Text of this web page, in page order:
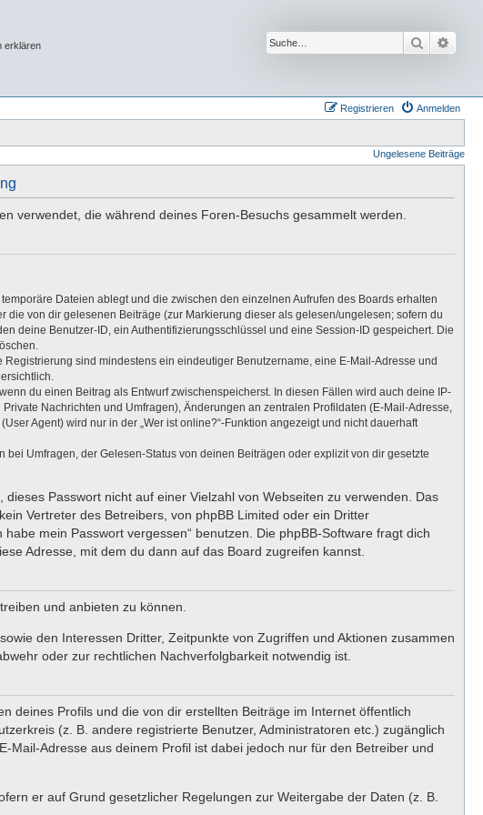
erklären
Suche
Anmelden
Registrieren
Ungelesene Beiträge
verwendet, die während deines Foren-Besuchs gesammelt werden.
Dateien ablegt und die zwischen den einzelnen Aufrufen des Boards erhalten
von dir gelesenen Beiträge (zur Markierung dieser als gelesen/ungelesen; sofern du
deine Benutzer-ID, ein Authentifizierungsschlüssel und eine Session-ID gespeichert. Die
sind mindestens ein eindeutiger Benutzername, eine E-Mail-Adresse und
du einen Beitrag als Entwurf zwischenspeicherst. In diesen Fällen wird auch deine IP-
Nachrichten und Umfragen), Änderungen an zentralen Profildaten (E-Mail-Adresse,
Agent) wird nur in der „Wer ist online?“-Funktion angezeigt und nicht dauerhaft
Umfragen, der Gelesen-Status von deinen Beiträgen oder explizit von dir gesetzte
Passwort nicht auf einer Vielzahl von Webseiten zu verwenden. Das
Vertreter des Betreibers, von phpBB Limited oder ein Dritter
mein Passwort vergessen“ benutzen. Die phpBB-Software fragt dich
Adresse, mit dem du dann auf das Board zugreifen kannst.
und anbieten zu können.
den Interessen Dritter, Zeitpunkte von Zugriffen und Aktionen zusammen
oder zur rechtlichen Nachverfolgbarkeit notwendig ist.
deines Profils und die von dir erstellten Beiträge im Internet öffentlich
(z. B. andere registrierte Benutzer, Administratoren etc.) zugänglich
Adresse aus deinem Profil ist dabei jedoch nur für den Betreiber und
er auf Grund gesetzlicher Regelungen zur Weitergabe der Daten (z. B.